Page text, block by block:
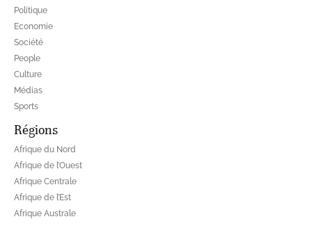
Politique
Economie
Société
People
Culture
Médias
Sports
Régions
Afrique du Nord
Afrique de l’Ouest
Afrique Centrale
Afrique de l’Est
Afrique Australe